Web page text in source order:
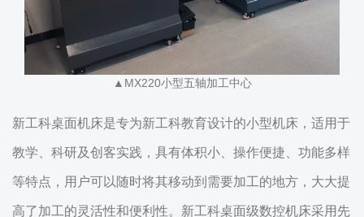
▲MX220小型五轴加工中心
新工科桌面机床是专为新工科教育设计的小型机床，适用于
教学、科研及创客实践，具有体积小、操作便捷、功能多样
等特点，用户可以随时将其移动到需要加工的地方，大大提
高了加工的灵活性和便利性。新工科桌面级数控机床采用先